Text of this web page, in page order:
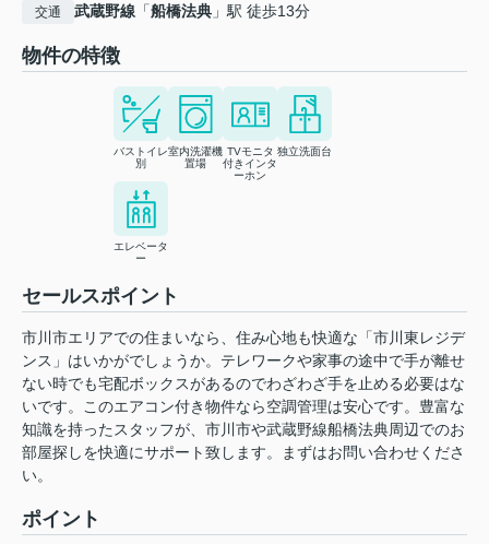
交通 武蔵野線 「船橋法典 」駅 徒歩13分
物件の特徴
バストイレ
別
室内洗濯機
置場
TVモニタ
付きインタ
ーホン
独立洗面台
エレベータ
ー
セールスポイント
市川市エリアでの住まいなら、住み心地も快適な「市川東レジデ
ンス」はいかがでしょうか。テレワークや家事の途中で手が離せ
ない時でも宅配ボックスがあるのでわざわざ手を止める必要はな
いです。このエアコン付き物件なら空調管理は安心です。豊富な
知識を持ったスタッフが、市川市や武蔵野線船橋法典周辺でのお
部屋探しを快適にサポート致します。まずはお問い合わせくださ
い。
ポイント